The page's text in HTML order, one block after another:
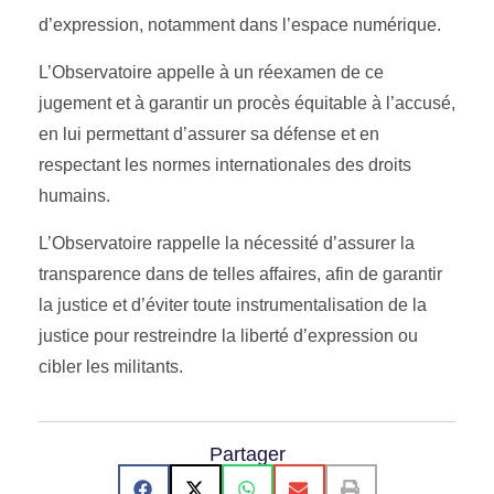
d’expression, notamment dans l’espace numérique.
L’Observatoire appelle à un réexamen de ce
jugement et à garantir un procès équitable à l’accusé,
en lui permettant d’assurer sa défense et en
respectant les normes internationales des droits
humains.
L’Observatoire rappelle la nécessité d’assurer la
transparence dans de telles affaires, afin de garantir
la justice et d’éviter toute instrumentalisation de la
justice pour restreindre la liberté d’expression ou
cibler les militants.
Partager